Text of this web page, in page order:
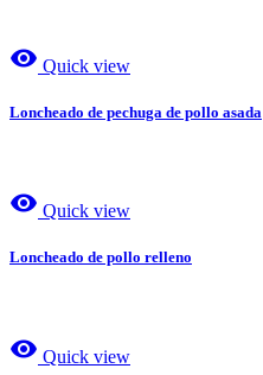
visibility Quick view
Loncheado de pechuga de pollo asada
visibility Quick view
Loncheado de pollo relleno
visibility Quick view